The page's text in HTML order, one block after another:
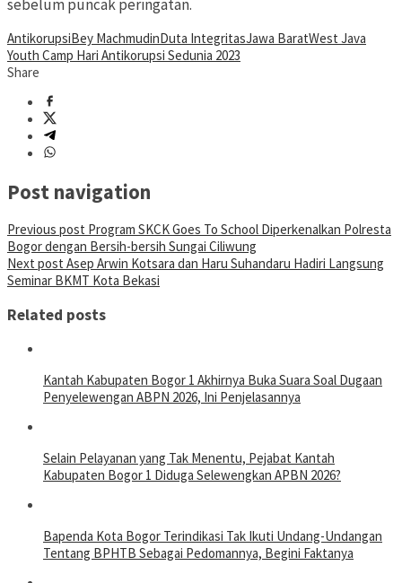
sebelum puncak peringatan.
AntikorupsiBey MachmudinDuta IntegritasJawa BaratWest Java
Youth Camp Hari Antikorupsi Sedunia 2023
Share
Post navigation
Previous post Program SKCK Goes To School Diperkenalkan Polresta
Bogor dengan Bersih-bersih Sungai Ciliwung
Next post Asep Arwin Kotsara dan Haru Suhandaru Hadiri Langsung
Seminar BKMT Kota Bekasi
Related posts
Kantah Kabupaten Bogor 1 Akhirnya Buka Suara Soal Dugaan
Penyelewengan ABPN 2026, Ini Penjelasannya
Selain Pelayanan yang Tak Menentu, Pejabat Kantah
Kabupaten Bogor 1 Diduga Selewengkan APBN 2026?
Bapenda Kota Bogor Terindikasi Tak Ikuti Undang-Undangan
Tentang BPHTB Sebagai Pedomannya, Begini Faktanya